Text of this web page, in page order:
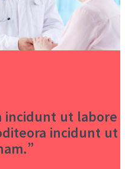
incidunt ut labore
incidunt ut